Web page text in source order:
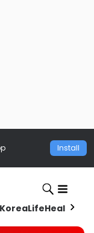
Install
KoreaLifeHealth